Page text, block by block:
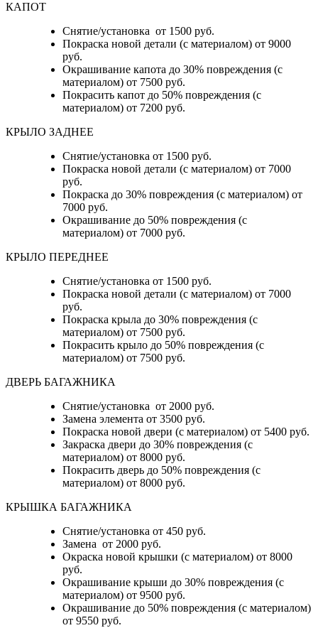
КАПОТ
Снятие/установка от 1500 руб.
Покраска новой детали (с материалом) от 9000
руб.
Окрашивание капота до 30% повреждения (с
материалом) от 7500 руб.
Покрасить капот до 50% повреждения (с
материалом) от 7200 руб.
КРЫЛО ЗАДНЕЕ
Снятие/установка от 1500 руб.
Покраска новой детали (с материалом) от 7000
руб.
Покраска до 30% повреждения (с материалом) от
7000 руб.
Окрашивание до 50% повреждения (с
материалом) от 7000 руб.
КРЫЛО ПЕРЕДНЕЕ
Снятие/установка от 1500 руб.
Покраска новой детали (с материалом) от 7000
руб.
Покраска крыла до 30% повреждения (с
материалом) от 7500 руб.
Покрасить крыло до 50% повреждения (с
материалом) от 7500 руб.
ДВЕРЬ БАГАЖНИКА
Снятие/установка от 2000 руб.
Замена элемента от 3500 руб.
Покраска новой двери (с материалом) от 5400 руб.
Закраска двери до 30% повреждения (с
материалом) от 8000 руб.
Покрасить дверь до 50% повреждения (с
материалом) от 8000 руб.
КРЫШКА БАГАЖНИКА
Снятие/установка от 450 руб.
Замена от 2000 руб.
Окраска новой крышки (с материалом) от 8000
руб.
Окрашивание крыши до 30% повреждения (с
материалом) от 9500 руб.
Окрашивание до 50% повреждения (с материалом)
от 9550 руб.